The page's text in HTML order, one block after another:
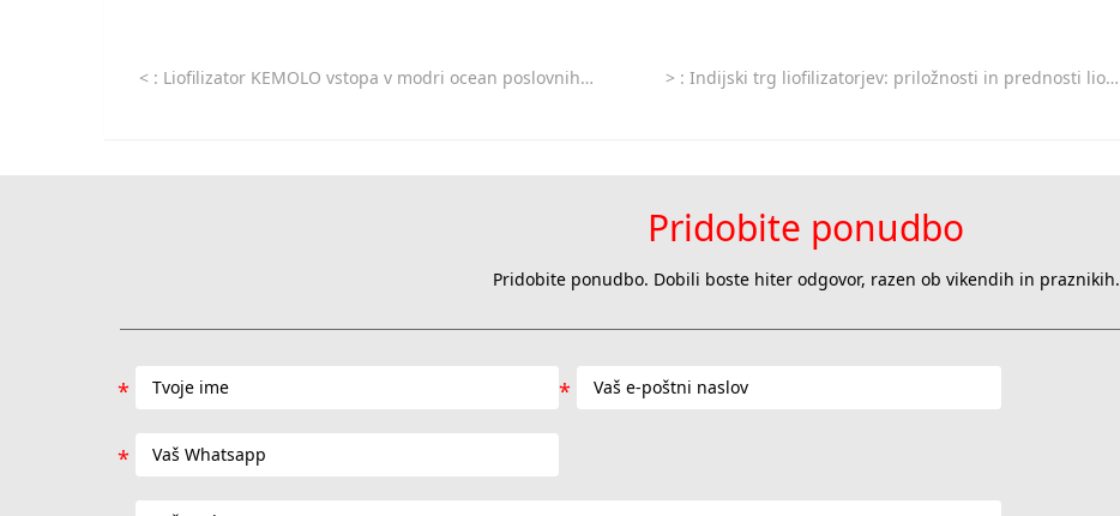
< : Liofilizator KEMOLO vstopa v modri ocean poslovnih priložnosti v Egiptu brez lokalnih proizvajalcev liofilizatorjev > : Indijski trg liofilizatorjev: priložnosti in prednosti liofilizatorjev KEMOLO
Pridobite ponudbo
Pridobite ponudbo. Dobili boste hiter odgovor, razen ob vikendih in praznikih.